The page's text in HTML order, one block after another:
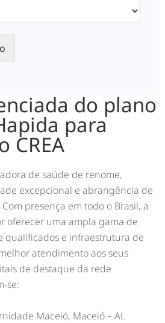
do plano
para
CREA
de saúde de renome,
excepcional e abrangência de
presença em todo o Brasil, a
oferecer uma ampla gama de
qualificados e infraestrutura de
atendimento aos seus
de destaque da rede
se:
Maceió, Maceió – AL